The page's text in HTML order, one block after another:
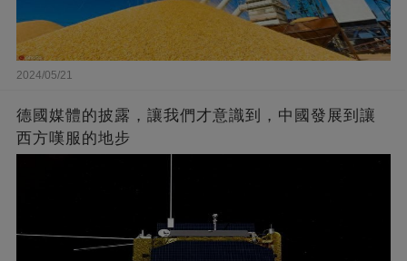
2024/05/21
德國媒體的披露，讓我們才意識到，中國發展到讓
西方嘆服的地步